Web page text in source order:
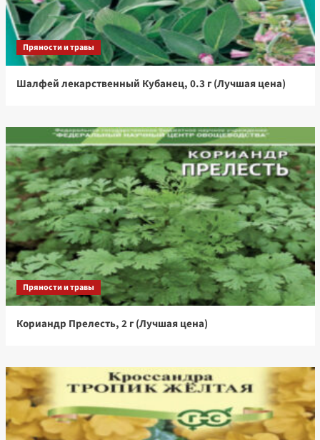
Пряности и травы
Шалфей лекарственный Кубанец, 0.3 г (Лучшая цена)
Пряности и травы
Кориандр Прелесть, 2 г (Лучшая цена)